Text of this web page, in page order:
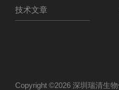
技术文章
Copyright ©2026 深圳瑞清生